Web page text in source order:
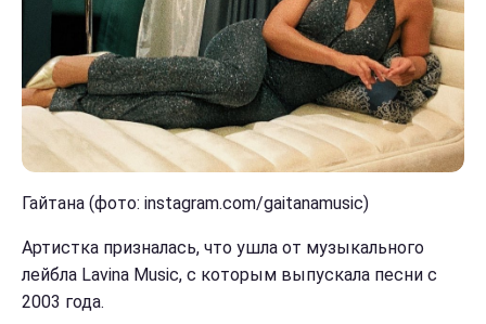
Гайтана (фото: instagram.com/gaitanamusic)
Артистка призналась, что ушла от музыкального
лейбла Lavina Music, с которым выпускала песни с
2003 года.